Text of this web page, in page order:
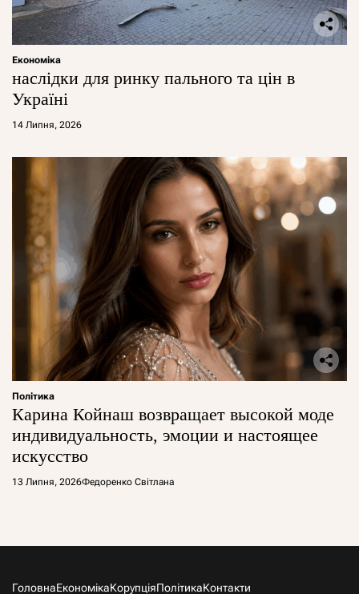
Економіка
наслідки для ринку пального та цін в
Україні
14 Липня, 2026
Політика
Карина Койнаш возвращает высокой моде
индивидуальность, эмоции и настоящее
искусство
13 Липня, 2026Федоренко Світлана
ГоловнаЕкономікаКорупціяПолітикаКонтакти